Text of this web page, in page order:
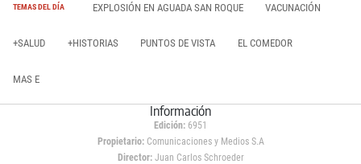
TEMAS DEL DÍA EXPLOSIÓN EN AGUADA SAN ROQUE VACUNACIÓN
+SALUD +HISTORIAS PUNTOS DE VISTA EL COMEDOR
MAS E
Información
Edición: 6951
Propietario:Comunicaciones y Medios S.A
Director: Juan Carlos Schroeder